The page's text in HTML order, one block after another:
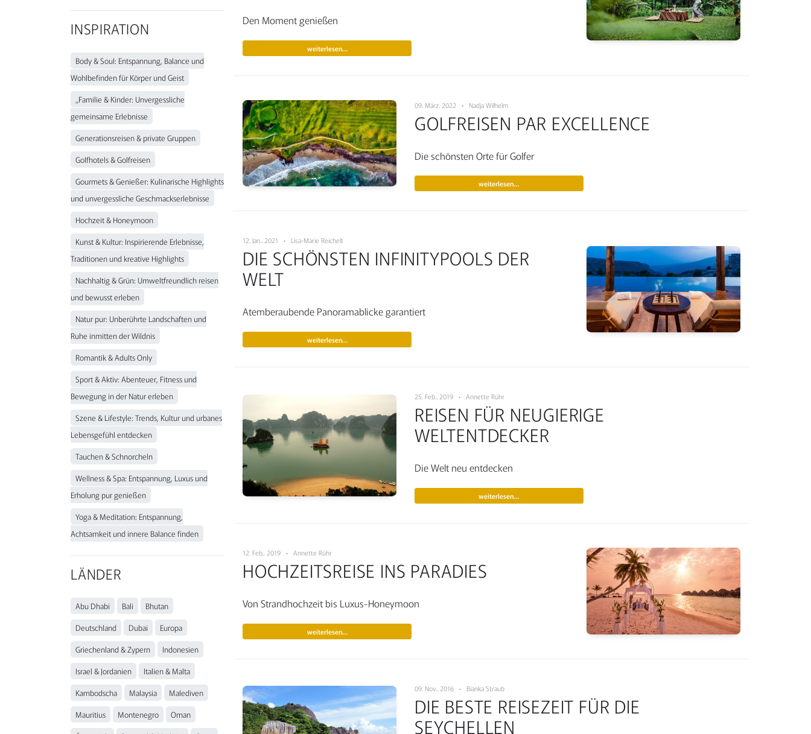
Den Moment genießen
weiterlesen…
09. März. 2022 • Nadja Wilhelm
GOLFREISEN PAR EXCELLENCE
Die schönsten Orte für Golfer
weiterlesen…
12. Jan.. 2021 • Lisa-Marie Reichelt
DIE SCHÖNSTEN INFINITYPOOLS DER
WELT
Atemberaubende Panoramablicke garantiert
weiterlesen…
25. Feb.. 2019 • Annette Rühr
REISEN FÜR NEUGIERIGE
WELTENTDECKER
Die Welt neu entdecken
weiterlesen…
12. Feb.. 2019 • Annette Rühr
HOCHZEITSREISE INS PARADIES
Von Strandhochzeit bis Luxus-Honeymoon
weiterlesen…
09. Nov.. 2016 • Bianka Straub
DIE BESTE REISEZEIT FÜR DIE
SEYCHELLEN
INSPIRATION
Body & Soul: Entspannung, Balance und
Wohlbefinden für Körper und Geist
„Familie & Kinder: Unvergessliche
gemeinsame Erlebnisse
Generationsreisen & private Gruppen
Golfhotels & Golfreisen
Gourmets & Genießer: Kulinarische Highlights
und unvergessliche Geschmackserlebnisse
Hochzeit & Honeymoon
Kunst & Kultur: Inspirierende Erlebnisse,
Traditionen und kreative Highlights
Nachhaltig & Grün: Umweltfreundlich reisen
und bewusst erleben
Natur pur: Unberührte Landschaften und
Ruhe inmitten der Wildnis
Romantik & Adults Only
Sport & Aktiv: Abenteuer, Fitness und
Bewegung in der Natur erleben
Szene & Lifestyle: Trends, Kultur und urbanes
Lebensgefühl entdecken
Tauchen & Schnorcheln
Wellness & Spa: Entspannung, Luxus und
Erholung pur genießen
Yoga & Meditation: Entspannung,
Achtsamkeit und innere Balance finden
LÄNDER
Abu Dhabi Bali
Bhutan
Deutschland
Dubai
Europa
Griechenland & Zypern
Indonesien
Israel & Jordanien
Italien & Malta
Kambodscha
Malaysia
Malediven
Mauritius
Montenegro
Oman